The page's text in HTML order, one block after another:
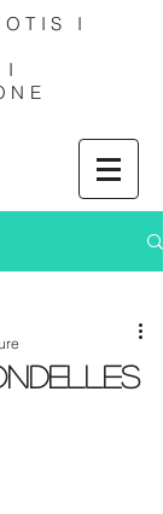
I
I